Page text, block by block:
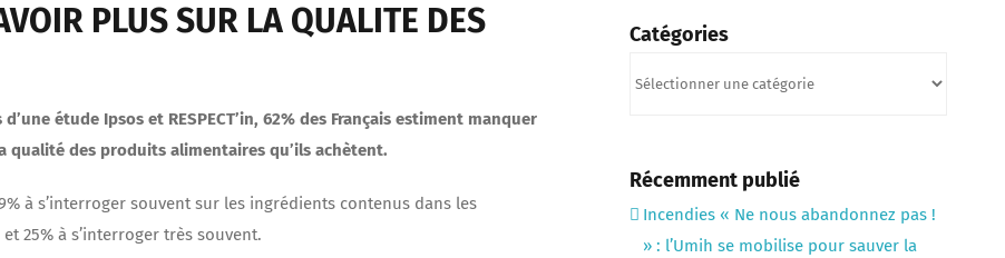
PLUS SUR LA QUALITE DES
étude Ipsos et RESPECT’in, 62% des Français estiment manquer
qualité des produits alimentaires qu’ils achètent.
à s’interroger souvent sur les ingrédients contenus dans les
25% à s’interroger très souvent.
Catégories
Récemment publié
Incendies « Ne nous abandonnez pas !
» : l’Umih se mobilise pour sauver la